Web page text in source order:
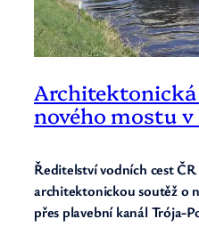
Architektonická
nového mostu v
Ředitelství vodních cest
architektonickou soutěž o
přes plavební kanál Trója-